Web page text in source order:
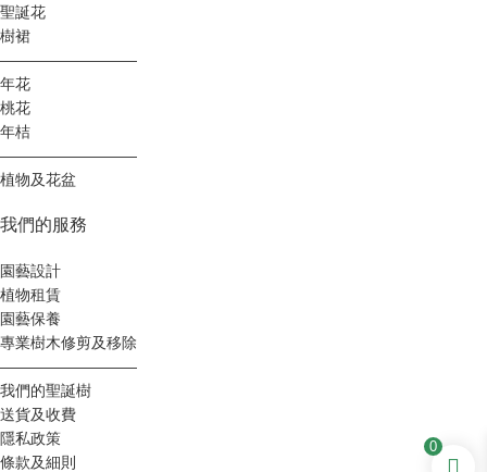
聖誕花
樹裙
—————————
年花
桃花
年桔
—————————
植物及花盆
我們的服務
園藝設計
植物租賃
園藝保養
專業樹木修剪及移除
—————————
我們的聖誕樹
送貨及收費
隱私政策
條款及細則
0